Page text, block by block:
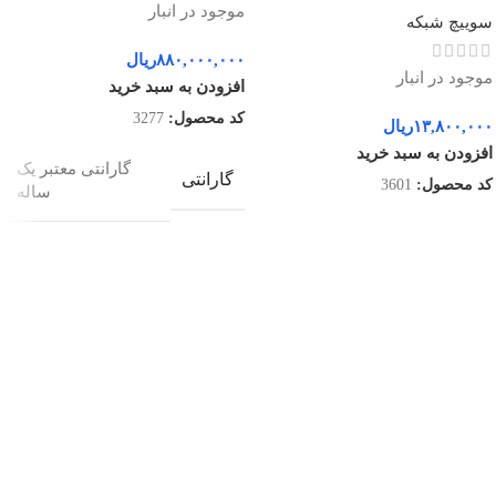
سوییچ شبکه
موجود در انبار
۱۳,۸۰۰,۰۰۰ریال
افزودن به سبد خرید
کد محصول: 3601
موجود در انبار
۸۸۰,۰۰۰,۰۰۰ریال
افزودن به سبد خرید
کد محصول: 3277
گارانتی
گارانتی معتبر یک
ساله